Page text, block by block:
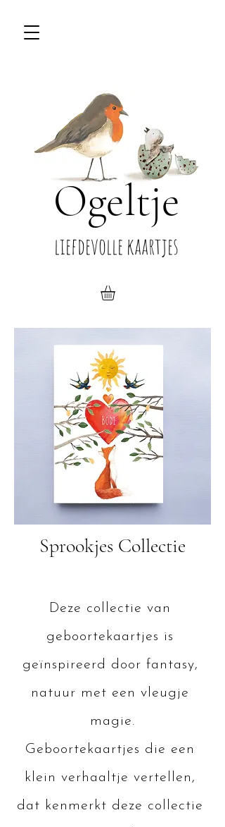
liefdevolle kaartjes
Ogeltje
Sprookjes Collectie
Deze collectie van
geboortekaartjes is
geïnspireerd door fantasy,
natuur met een vleugje
magie.
Geboortekaartjes die een
klein verhaaltje vertellen,
dat kenmerkt deze collectie